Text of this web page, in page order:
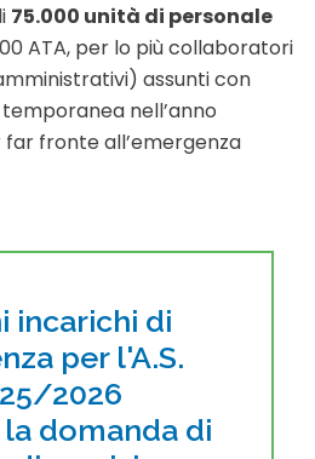
75.000 unità di personale
ATA, per lo più collaboratori
assunti con
nell’anno
fronte all’emergenza
incarichi di
per l'A.S.
2026
domanda di